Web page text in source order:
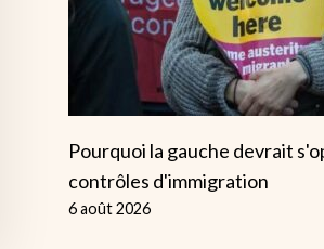
Pourquoi la gauche devrait
contrôles d'immigration
6 août 2026